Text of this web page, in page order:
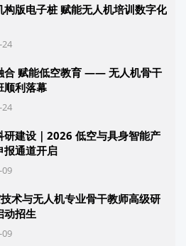
构版电子桩 赋能无人机培训数字化
24
合 赋能低空教育 —— 无人机骨干
顺利落幕
24
研建设｜2026 低空与具身智能产
报通道开启
09
术与无人机专业骨干教师高级研
动招生
09